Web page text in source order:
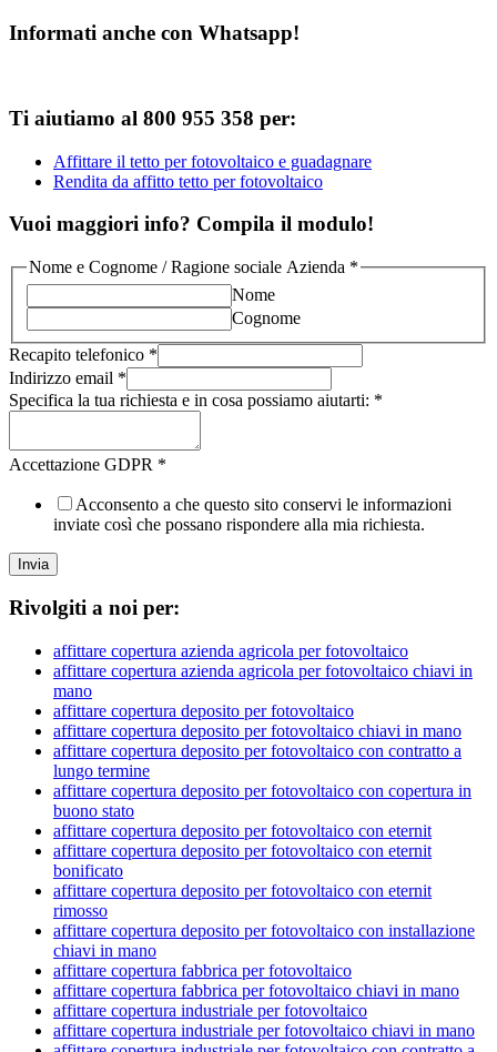
Informati anche con Whatsapp!
Ti aiutiamo al 800 955 358 per:
Affittare il tetto per fotovoltaico e guadagnare
Rendita da affitto tetto per fotovoltaico
Vuoi maggiori info? Compila il modulo!
Nome e Cognome / Ragione sociale Azienda *
Nome
Cognome
Recapito telefonico *
Indirizzo email *
Specifica la tua richiesta e in cosa possiamo aiutarti: *
Accettazione GDPR *
Acconsento a che questo sito conservi le informazioni
inviate così che possano rispondere alla mia richiesta.
Invia
Rivolgiti a noi per:
affittare copertura azienda agricola per fotovoltaico
affittare copertura azienda agricola per fotovoltaico chiavi in
mano
affittare copertura deposito per fotovoltaico
affittare copertura deposito per fotovoltaico chiavi in mano
affittare copertura deposito per fotovoltaico con contratto a
lungo termine
affittare copertura deposito per fotovoltaico con copertura in
buono stato
affittare copertura deposito per fotovoltaico con eternit
affittare copertura deposito per fotovoltaico con eternit
bonificato
affittare copertura deposito per fotovoltaico con eternit
rimosso
affittare copertura deposito per fotovoltaico con installazione
chiavi in mano
affittare copertura fabbrica per fotovoltaico
affittare copertura fabbrica per fotovoltaico chiavi in mano
affittare copertura industriale per fotovoltaico
affittare copertura industriale per fotovoltaico chiavi in mano